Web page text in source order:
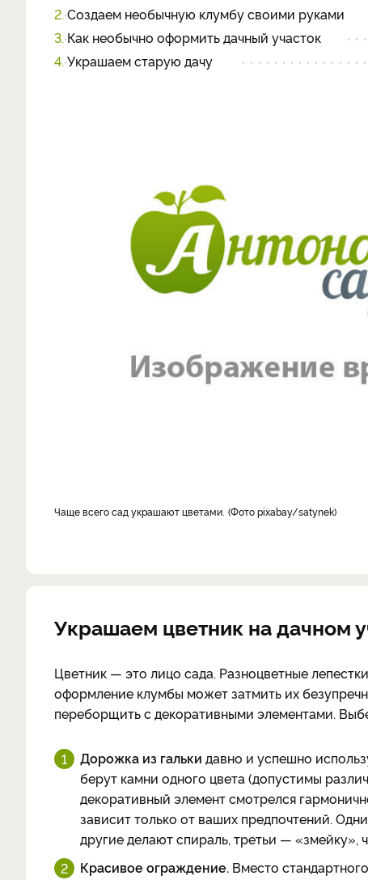
2. Создаем необычную клумбу своими руками
3. Как необычно оформить дачный участок
4. Украшаем старую дачу
Чаще всего сад украшают цветами. Фото pixabay/satynek
Украшаем цветник на дачном
Цветник — это лицо сада. Разноцветные
оформление клумбы может затмить их
переборщить с декоративными элементами.
Дорожка из гальки давно и успешно
берут камни одного цвета (допустимы
декоративный элемент смотрелся
зависит только от ваших предпочтений.
другие делают спираль, третьи — «змейку»,
Красивое ограждение. Вместо